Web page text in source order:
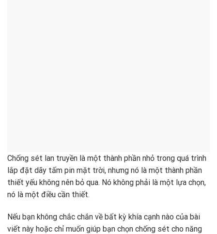
Chống sét lan truyền là một thành phần nhỏ trong quá trình
lắp đặt dãy tấm pin mặt trời, nhưng nó là một thành phần
thiết yếu không nên bỏ qua. Nó không phải là một lựa chọn,
nó là một điều cần thiết.
Nếu bạn không chắc chắn về bất kỳ khía cạnh nào của bài
viết này hoặc chỉ muốn giúp bạn chọn chống sét cho năng